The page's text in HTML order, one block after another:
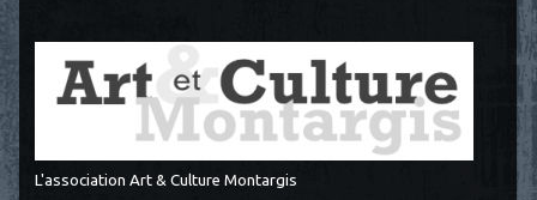
L'association Art & Culture Montargis